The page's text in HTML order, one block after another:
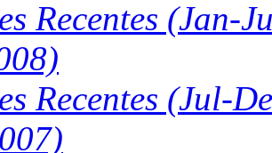
Recentes (Jan-
Recentes (Jul-